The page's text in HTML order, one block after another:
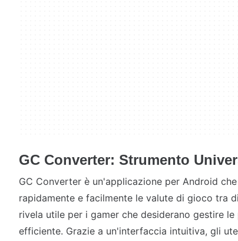
GC Converter: Strumento
GC Converter è un'applicazione per Android
rapidamente e facilmente le valute di gioco tra
rivela utile per i gamer che desiderano gestire
efficiente. Grazie a un'interfaccia intuitiva, gli